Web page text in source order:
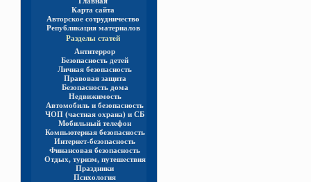
Карта сайта
Авторское сотрудничество
Републикация материалов
Разделы статей
Антитеррор
Безопасность детей
Личная безопасность
Правовая защита
Безопасность дома
Недвижимость
Автомобиль и безопасность
ЧОП (частная охрана) и СБ
Мобильный телефон
Компьютерная безопасность
Интернет-безопасность
Финансовая безопасность
Отдых, туризм, путешествия
Праздники
Психология